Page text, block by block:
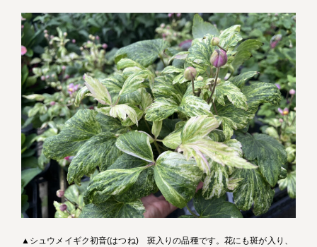
▲シュウメイギク初音(はつね) 斑入りの品種です。花にも斑が入り、